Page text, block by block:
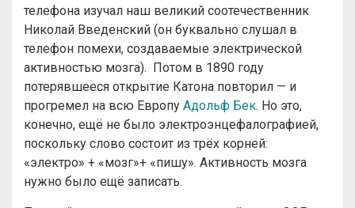
телефона изучал наш великий соотечественник
Николай Введенский (он буквально слушал в
телефон помехи, создаваемые электрической
активностью мозга). Потом в 1890 году
потерявшееся открытие Катона повторил — и
прогремел на всю Европу Адольф Бек. Но это,
конечно, ещё не было электроэнцефалографией,
поскольку слово состоит из трёх корней:
«электро» + «мозг»+ «пишу». Активность мозга
нужно было ещё записать.